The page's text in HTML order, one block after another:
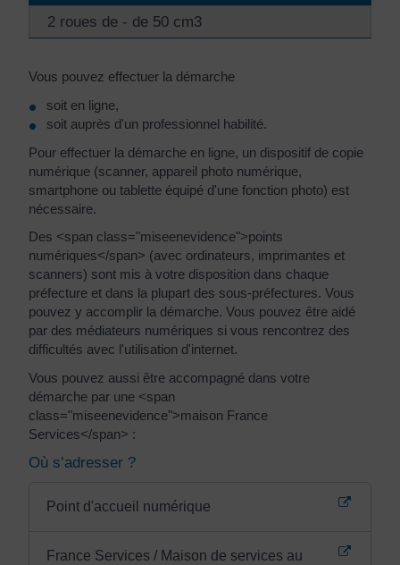
2 roues de - de 50 cm3
Vous pouvez effectuer la démarche
soit en ligne,
soit auprès d'un professionnel habilité.
Pour effectuer la démarche en ligne, un dispositif de copie
numérique (scanner, appareil photo numérique,
smartphone ou tablette équipé d'une fonction photo) est
nécessaire.
Des <span class="miseenevidence">points
numériques</span> (avec ordinateurs, imprimantes et
scanners) sont mis à votre disposition dans chaque
préfecture et dans la plupart des sous-préfectures. Vous
pouvez y accomplir la démarche. Vous pouvez être aidé
par des médiateurs numériques si vous rencontrez des
difficultés avec l'utilisation d'internet.
Vous pouvez aussi être accompagné dans votre
démarche par une <span
class="miseenevidence">maison France
Services</span> :
Où s’adresser ?
Point d'accueil numérique
France Services / Maison de services au